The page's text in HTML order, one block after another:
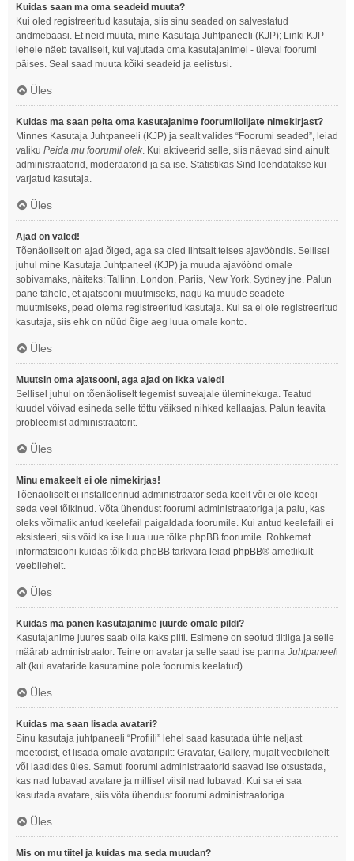
Kuidas saan ma oma seadeid muuta?
Kui oled registreeritud kasutaja, siis sinu seaded on salvestatud
andmebaasi. Et neid muuta, mine Kasutaja Juhtpaneeli (KJP); Linki KJP
lehele näeb tavaliselt, kui vajutada oma kasutajanimel - üleval foorumi
päises. Seal saad muuta kõiki seadeid ja eelistusi.
Üles
Kuidas ma saan peita oma kasutajanime foorumilolijate nimekirjast?
Minnes Kasutaja Juhtpaneeli (KJP) ja sealt valides “Foorumi seaded”, leiad
valiku Peida mu foorumil olek. Kui aktiveerid selle, siis näevad sind ainult
administraatorid, moderaatorid ja sa ise. Statistikas Sind loendatakse kui
varjatud kasutaja.
Üles
Ajad on valed!
Tõenäoliselt on ajad õiged, aga sa oled lihtsalt teises ajavööndis. Sellisel
juhul mine Kasutaja Juhtpaneel (KJP) ja muuda ajavöönd omale
sobivamaks, näiteks: Tallinn, London, Pariis, New York, Sydney jne. Palun
pane tähele, et ajatsooni muutmiseks, nagu ka muude seadete
muutmiseks, pead olema registreeritud kasutaja. Kui sa ei ole registreeritud
kasutaja, siis ehk on nüüd õige aeg luua omale konto.
Üles
Muutsin oma ajatsooni, aga ajad on ikka valed!
Sellisel juhul on tõenäoliselt tegemist suveajale üleminekuga. Teatud
kuudel võivad esineda selle tõttu väiksed nihked kellaajas. Palun teavita
probleemist administraatorit.
Üles
Minu emakeelt ei ole nimekirjas!
Tõenäoliselt ei installeerinud administraator seda keelt või ei ole keegi
seda veel tõlkinud. Võta ühendust foorumi administraatoriga ja palu, kas
oleks võimalik antud keelefail paigaldada foorumile. Kui antud keelefaili ei
eksisteeri, siis võid ka ise luua uue tõlke phpBB foorumile. Rohkemat
informatsiooni kuidas tõlkida phpBB tarkvara leiad phpBB® ametlikult
veebilehelt.
Üles
Kuidas ma panen kasutajanime juurde omale pildi?
Kasutajanime juures saab olla kaks pilti. Esimene on seotud tiitliga ja selle
määrab administraator. Teine on avatar ja selle saad ise panna Juhtpaneeli
alt (kui avataride kasutamine pole foorumis keelatud).
Üles
Kuidas ma saan lisada avatari?
Sinu kasutaja juhtpaneeli “Profiili” lehel saad kasutada ühte neljast
meetodist, et lisada omale avataripilt: Gravatar, Gallery, mujalt veebilehelt
või laadides üles. Samuti foorumi administraatorid saavad ise otsustada,
kas nad lubavad avatare ja millisel viisil nad lubavad. Kui sa ei saa
kasutada avatare, siis võta ühendust foorumi administraatoriga..
Üles
Mis on mu tiitel ja kuidas ma seda muudan?